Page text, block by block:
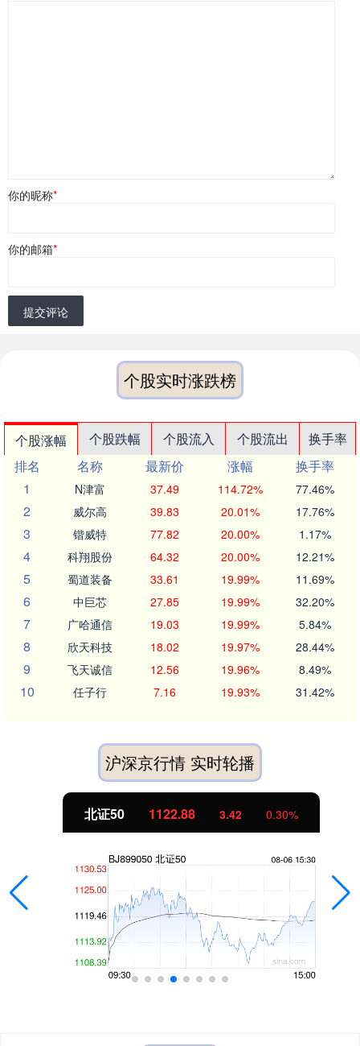
你的昵称*
你的邮箱*
提交评论
个股实时涨跌榜
个股涨幅 个股跌幅 个股流入 个股流出
换手率
排名
名称 最新价 涨幅
换手率
1
N津富 37.49 114.72% 77.46%
2 威尔高 39.83 20.01% 17.76%
3 锴威特 77.82 20.00% 1.17%
4 科翔股份 64.32 20.00% 12.21%
5 蜀道装备 33.61 19.99% 11.69%
6 中巨芯 27.85 19.99% 32.20%
7 广哈通信 19.03 19.99% 5.84%
8 欣天科技 18.02 19.97% 28.44%
9 飞天诚信 12.56 19.96% 8.49%
10 任子行 7.16 19.93% 31.42%
沪深京行情 实时轮播
北证50 1122.88 3.42 0.30%